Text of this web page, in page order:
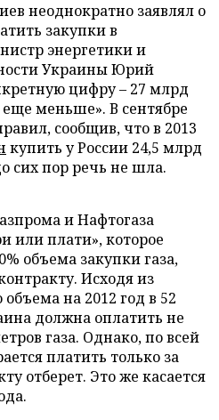
неоднократно заявлял о
закупки в
энергетики и
Украины Юрий
цифру – 27 млрд
меньше». В сентябре
сообщив, что в 2013
купить у России 24,5 млрд
сих пор речь не шла.
и Нафтогаза
или плати», которое
объема закупки газа,
Исходя из
на 2012 год в 52
должна оплатить не
газа. Однако, по всей
платить только за
отберет. Это же касается